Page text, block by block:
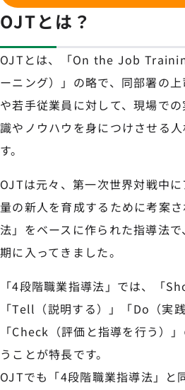
OJTとは？
OJTとは、「On the Job
ーニング）」の略で、同部署の
や若手従業員に対して、現場で
識やノウハウを身につけさせる
す。
OJTは元々、第一次世界対戦中
量の新人を育成するために考案
法」をベースに作られた指導法
期に入ってきました。
「4段階職業指導法」では、「
「Tell（説明する）」「Do（実
「Check（評価と指導を行う）
うことが特長です。
OJTでも「4段階職業指導法」と